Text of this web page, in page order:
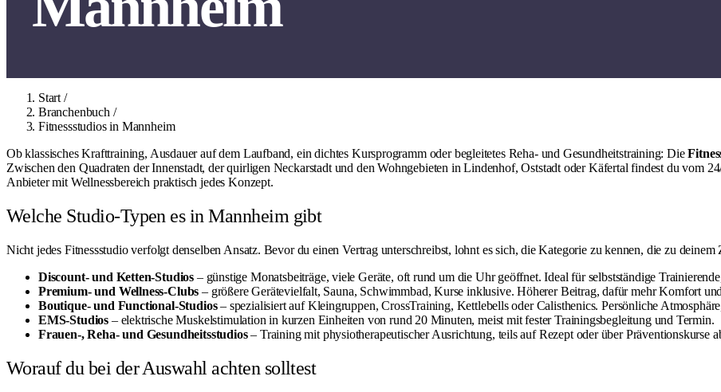
Start /
Branchenbuch /
Fitnessstudios in Mannheim
Ob klassisches Krafttraining, Ausdauer auf dem Laufband, ein dichtes Kursprogramm oder begleitetes Reha- und Gesundheitstraining: Die
Zwischen den Quadraten der Innenstadt, der quirligen Neckarstadt und den Wohngebieten in Lindenhof, Oststadt oder Käfertal findest du vom
Anbieter mit Wellnessbereich praktisch jedes Konzept.
Welche Studio-Typen es in Mannheim gibt
Nicht jedes Fitnessstudio verfolgt denselben Ansatz. Bevor du einen Vertrag unterschreibst, lohnt es sich, die Kategorie zu kennen, die zu deinem
Discount- und Ketten-Studios – günstige Monatsbeiträge, viele Geräte, oft rund um die Uhr geöffnet. Ideal für selbstständige
Premium- und Wellness-Clubs – größere Gerätevielfalt, Sauna, Schwimmbad, Kurse inklusive. Höherer Beitrag, dafür mehr Komfort
Boutique- und Functional-Studios– spezialisiert auf Kleingruppen, CrossTraining, Kettlebells oder Calisthenics. Persönliche
EMS-Studios – elektrische Muskelstimulation in kurzen Einheiten von rund 20 Minuten, meist mit fester Trainingsbegleitung und Termin.
Frauen-, Reha- und Gesundheitsstudios– Training mit physiotherapeutischer Ausrichtung, teils auf Rezept oder über Präventionskurse
Worauf du bei der Auswahl achten solltest